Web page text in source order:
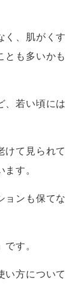
く、肌がくす
とも多いかも
、若い頃には
けて見られて
す。
ョンも保てな
す。
い方について